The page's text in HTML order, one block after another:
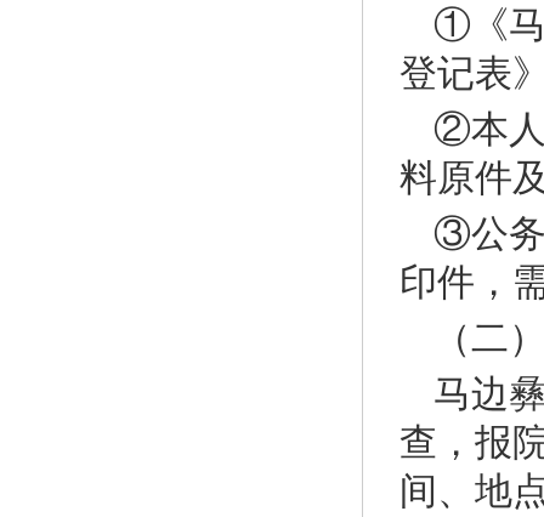
①《马
登记表
②本人
料原件
③公务
印件，
（二
马边
查，报
间、地